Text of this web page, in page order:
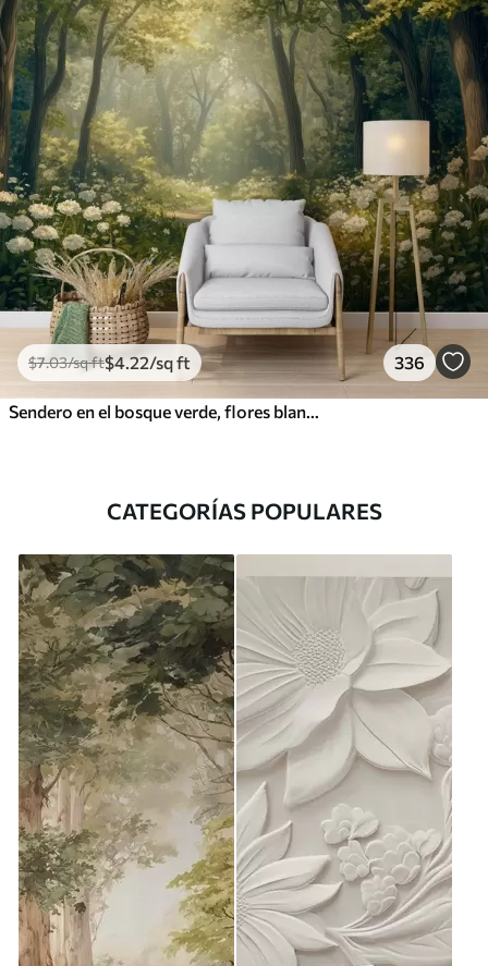
$7.03/sq ft$4.22/sq ft 336
CATEGORÍAS POPULARES